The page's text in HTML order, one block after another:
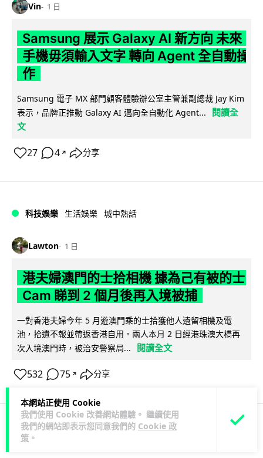
本網站正使用 Cookie
我們使用 Cookie 改善網站體驗。 繼續使用
我們的網站即表示您同意我們的 Cookie 政
策 。
Vin 1 日
Samsung 展示 Galaxy AI 新方向 未來
手機毋須輸入文字 轉向 Agent 全自動操
作
Samsung 電子 MX 部門顧客體驗辦公室主管兼副總裁 Jay Kim
表示，品牌正推動 Galaxy AI 邁向全自動化 Agent...
閱讀全
文
27 4 ↗ 分享
科技娛樂 生活娛樂 城中熱話
Lawton 1 日
港夫婦澳門的士拾相機 據為己有被的士
Cam 睇到 2 個月後再入境被捕
一對香港夫婦今年 5 月遊澳門乘的士拾獲他人遺留相機及電
池，拾遺不報並帶返香港自用。兩人本月 2 日經港珠澳大橋再
次入境澳門時，被治安警察局...
閱讀全文
532 75 ↗ 分享
3C科技